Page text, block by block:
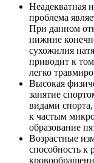
Неадекватная
проблема
При данном
нижние
сухожилия
приводит к
легко
Высокая
занятие
видами
к частым
образование
Возрастные
способность к